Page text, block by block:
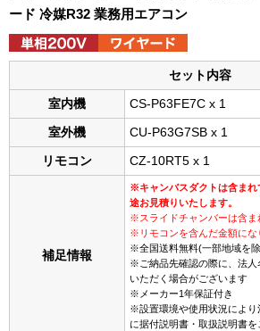
ード 冷媒R32 業務用エアコン
セット内容
室内機 CS-P63FE7C x 1
室外機 CU-P63G7SB x 1
リモコン CZ-10RT5 x 1
補足情報
※キャンバスダクトは含まれ
途お見積りいたします。
※スライドチャンバーは含ま
※リモコンを含んだ金額にな
※全国送料無料(一部地域を
※ご納品先確認の際に、法人
いただく場合がございます
※メーカー1年保証付き
※設置環境や使用状況により
に据付説明書・取扱説明書を